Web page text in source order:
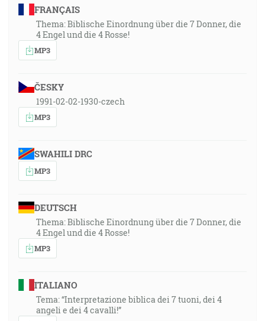
FRANÇAIS
Thema: Biblische Einordnung über die 7 Donner, die
4 Engel und die 4 Rosse!
MP3
ČESKY
1991-02-02-1930-czech
MP3
SWAHILI DRC
MP3
DEUTSCH
Thema: Biblische Einordnung über die 7 Donner, die
4 Engel und die 4 Rosse!
MP3
ITALIANO
Tema: “Interpretazione biblica dei 7 tuoni, dei 4
angeli e dei 4 cavalli!”